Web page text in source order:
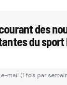
des
du sport
mail (1 fois par